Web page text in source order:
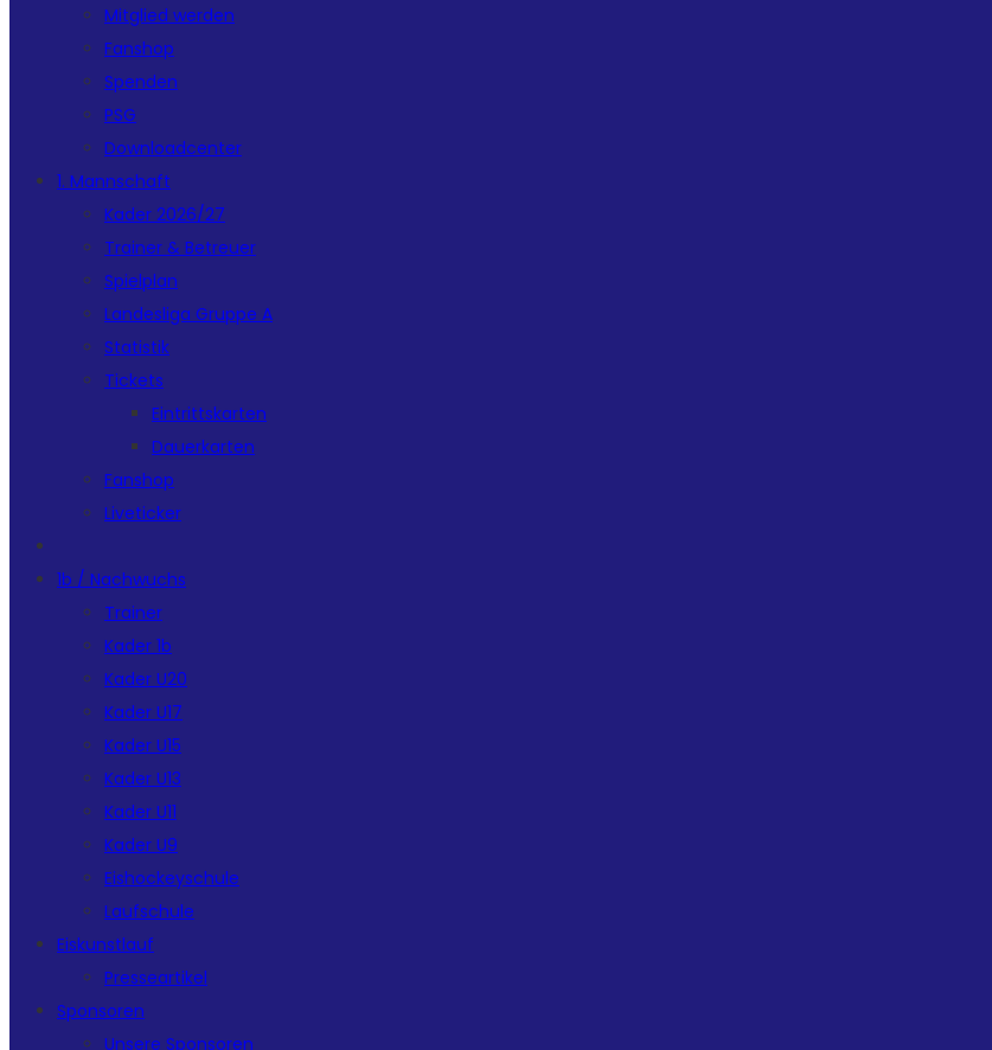
Mitglied werden
Fanshop
Spenden
PSG
Downloadcenter
1. Mannschaft
Kader 2026/27
Trainer & Betreuer
Spielplan
Landesliga Gruppe A
Statistik
Tickets
Eintrittskarten
Dauerkarten
Fanshop
Liveticker
1b / Nachwuchs
Trainer
Kader 1b
Kader U20
Kader U17
Kader U15
Kader U13
Kader U11
Kader U9
Eishockeyschule
Laufschule
Eiskunstlauf
Presseartikel
Sponsoren
Unsere Sponsoren